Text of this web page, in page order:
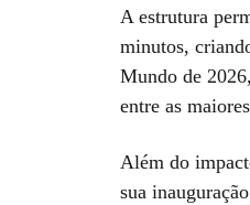
A estrutura
minutos,
Mundo de
entre as
Além do
sua